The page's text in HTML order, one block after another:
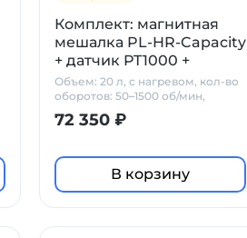
Комплект: магнитная
мешалка PL-HR-Capacity
+ датчик PT1000 +
штатив Primelab
Объем: 20 л, с нагревом, кол-во
оборотов: 50–1500 об/мин,
стеклокерамика
72 350 ₽
В корзину